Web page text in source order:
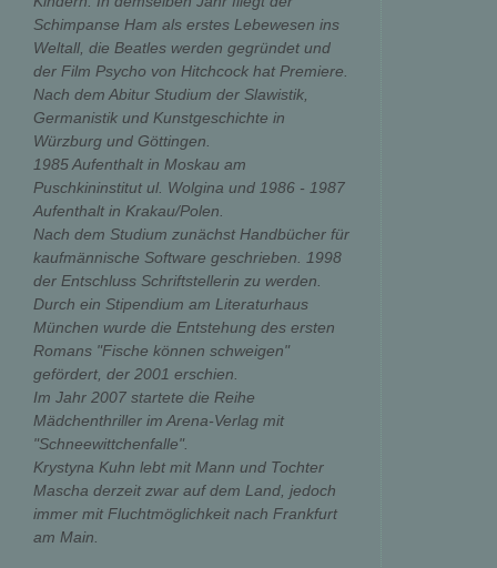
Schimpanse Ham als erstes Lebewesen ins
Weltall, die Beatles werden gegründet und
der Film Psycho von Hitchcock hat Premiere.
Nach dem Abitur Studium der Slawistik,
Germanistik und Kunstgeschichte in
Würzburg und Göttingen.
1985 Aufenthalt in Moskau am
Puschkininstitut ul. Wolgina und 1986 - 1987
Aufenthalt in Krakau/Polen.
Nach dem Studium zunächst Handbücher für
kaufmännische Software geschrieben. 1998
der Entschluss Schriftstellerin zu werden.
Durch ein Stipendium am Literaturhaus
München wurde die Entstehung des ersten
Romans "Fische können schweigen"
gefördert, der 2001 erschien.
Im Jahr 2007 startete die Reihe
Mädchenthriller im Arena-Verlag mit
"Schneewittchenfalle".
Krystyna Kuhn lebt mit Mann und Tochter
Mascha derzeit zwar auf dem Land, jedoch
immer mit Fluchtmöglichkeit nach Frankfurt
am Main.